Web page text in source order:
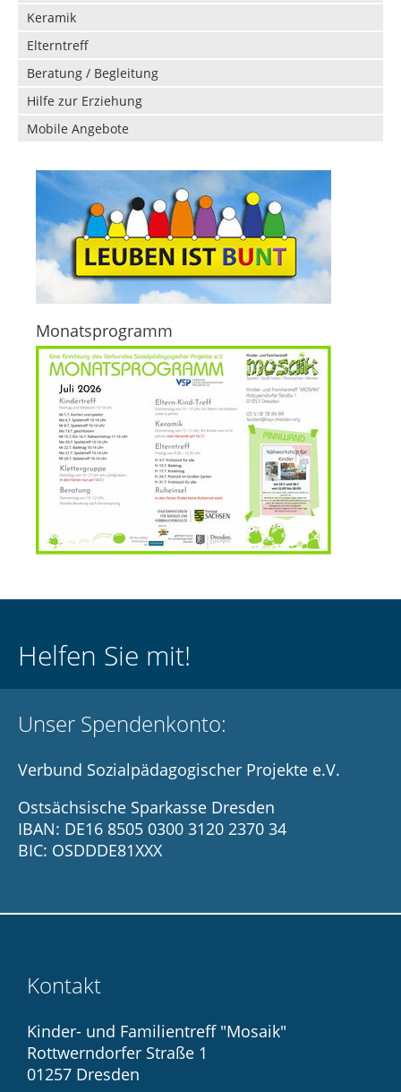
Keramik
Elterntreff
Beratung / Begleitung
Hilfe zur Erziehung
Mobile Angebote
Monatsprogramm
Helfen Sie mit!
Unser Spendenkonto:
Verbund Sozialpädagogischer Projekte e.V.
Ostsächsische Sparkasse Dresden
IBAN: DE16 8505 0300 3120 2370 34
BIC: OSDDDE81XXX
Kontakt
Kinder- und Familientreff "Mosaik"
Rottwerndorfer Straße 1
01257 Dresden